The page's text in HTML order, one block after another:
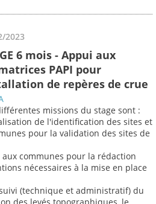
2023
6 mois - Appui aux
PAPI pour
de repères de crue
missions du stage sont :
de l'identification des sites et
pour la validation des sites de
communes pour la rédaction
nécessaires à la mise en place
(technique et administratif) du